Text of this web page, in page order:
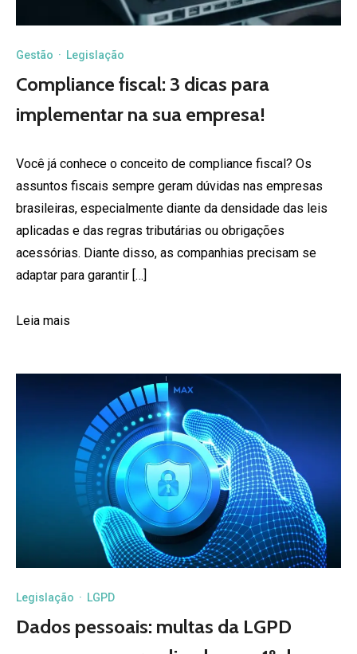
Gestão · Legislação
Compliance fiscal: 3 dicas para
implementar na sua empresa!
Você já conhece o conceito de compliance fiscal? Os
assuntos fiscais sempre geram dúvidas nas empresas
brasileiras, especialmente diante da densidade das leis
aplicadas e das regras tributárias ou obrigações
acessórias. Diante disso, as companhias precisam se
adaptar para garantir […]
Leia mais
Legislação · LGPD
Dados pessoais: multas da LGPD